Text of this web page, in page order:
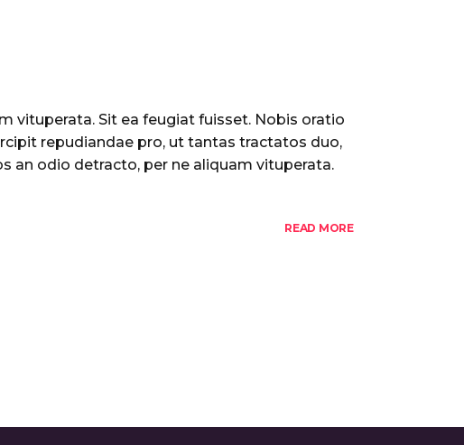
vituperata. Sit ea feugiat fuisset. Nobis oratio
repudiandae pro, ut tantas tractatos duo,
an odio detracto, per ne aliquam vituperata.
READ MORE